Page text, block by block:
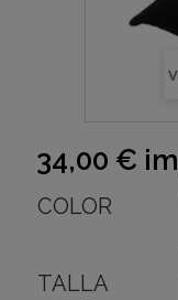
34,00 €
COLOR
TALLA